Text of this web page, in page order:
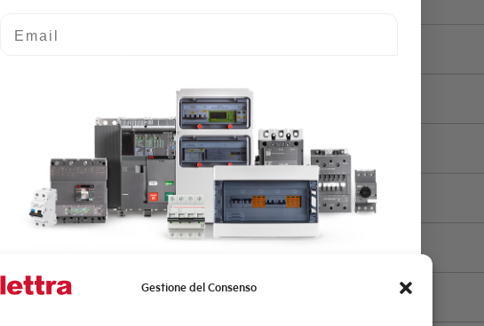
Gestione del Consenso
Numero moduli
Tensione nominale Ue AC
Quali argomenti ti interessano di più?